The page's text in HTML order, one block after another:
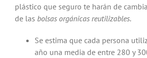
plástico que seguro te harán de
de las bolsas orgánicas reutilizables.
Se estima que cada persona
año una media de entre 280 y